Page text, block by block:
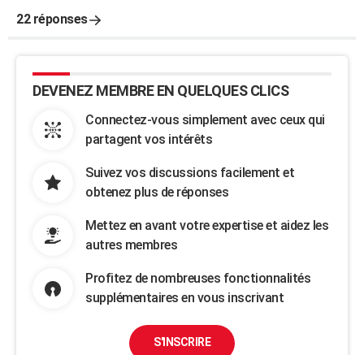
22 réponses
DEVENEZ MEMBRE EN QUELQUES CLICS
Connectez-vous simplement avec ceux qui
partagent vos intérêts
Suivez vos discussions facilement et
obtenez plus de réponses
Mettez en avant votre expertise et aidez les
autres membres
Profitez de nombreuses fonctionnalités
supplémentaires en vous inscrivant
S'INSCRIRE